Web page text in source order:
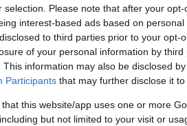
selection. Please note that after your
interest-based ads based on
to third parties prior to your opt-
of your personal information by third
This information may also be disclosed
Participants that may further disclose it
that this website/app uses one or more
but not limited to your visit or